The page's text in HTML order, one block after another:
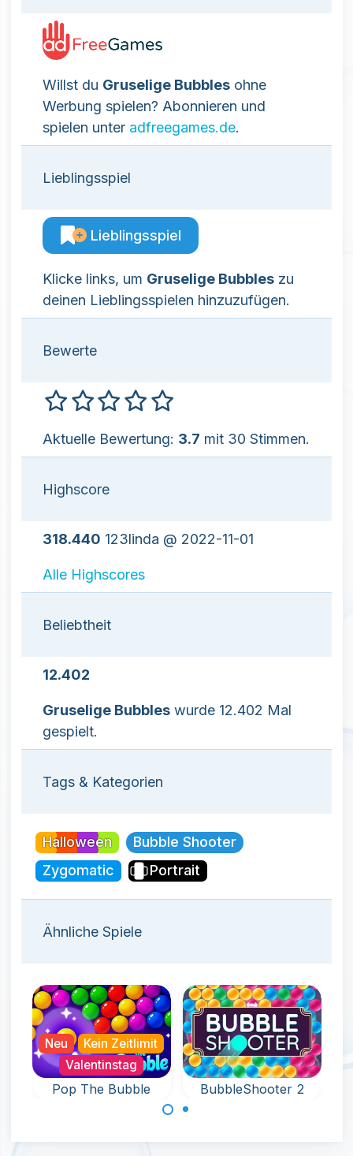
Willst du Gruselige Bubbles ohne
Werbung spielen? Abonnieren und
spielen unter adfreegames.de.
Lieblingsspiel
Lieblingsspiel
Klicke links, um Gruselige Bubbles zu
deinen Lieblingsspielen hinzuzufügen.
Bewerte
Aktuelle Bewertung: 3.7 mit 30 Stimmen.
Highscore
318.440 123linda @ 2022-11-01
Alle Highscores
Beliebtheit
12.402
Gruselige Bubbles wurde 12.402 Mal
gespielt.
Tags & Kategorien
Halloween
Bubble Shooter
Zygomatic
Portrait
Ähnliche Spiele
Pop The Bubble
Kein Zeitlimit
Valentinstag
BubbleShooter 2